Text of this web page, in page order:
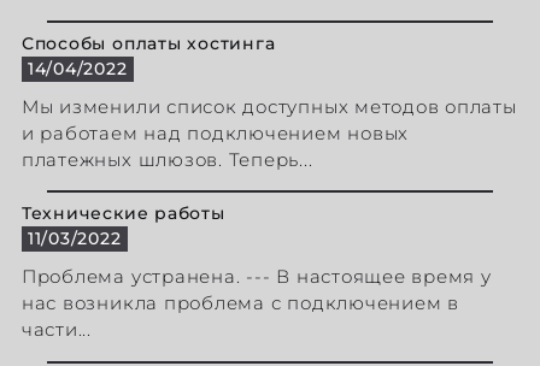
Способы оплаты хостинга
14/04/2022
Мы изменили список доступных методов оплаты
и работаем над подключением новых
платежных шлюзов. Теперь...
Технические работы
11/03/2022
Проблема устранена. --- В настоящее время у
нас возникла проблема с подключением в
части...